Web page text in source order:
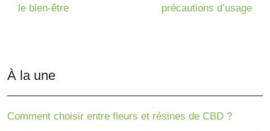
le bien-être
précautions d’usage
À la une
Comment choisir entre fleurs et résines de CBD ?